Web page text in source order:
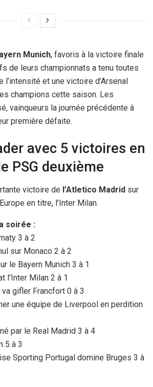
Munich, favoris à la victoire finale
de leurs championnats a tenu toutes
et une victoire d’Arsenal
champions cette saison. Les
vainqueurs la journée précédente à
première défaite.
avec 5 victoires en
PSG deuxième
victoire de l’Atletico Madrid sur
en titre, l’Inter Milan.
soirée :
3 à 2
sur Monaco 2 à 2
le Bayern Munich 3 à 1
l’Inter Milan 2 à 1
va gifler Francfort 0 à 3
une équipe de Liverpool en perdition
par le Real Madrid 3 à 4
5 à 3
Sporting Portugal domine Bruges 3 à